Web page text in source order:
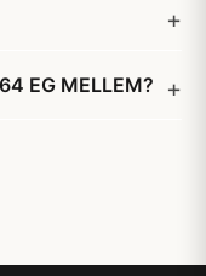
EG MELLEM?